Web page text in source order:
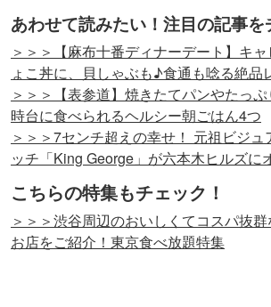
あわせて読みたい！注目の記事を
＞＞＞【麻布十番ディナーデート】キ
ょこ丼に、貝しゃぶも♪食通も唸る絶品
＞＞＞【表参道】焼きたてパンやたっ
時台に食べられるヘルシー朝ごはん4つ
＞＞＞7センチ超えの幸せ！ 元祖ビジュ
ッチ「King George」が六本木ヒルズに
こちらの特集もチェック！
＞＞＞渋谷周辺のおいしくてコスパ抜
お店をご紹介！東京食べ放題特集